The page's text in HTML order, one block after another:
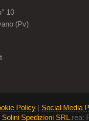
10
(Pv)
Policy | Social Media
Solini Spedizioni SRL.rea: